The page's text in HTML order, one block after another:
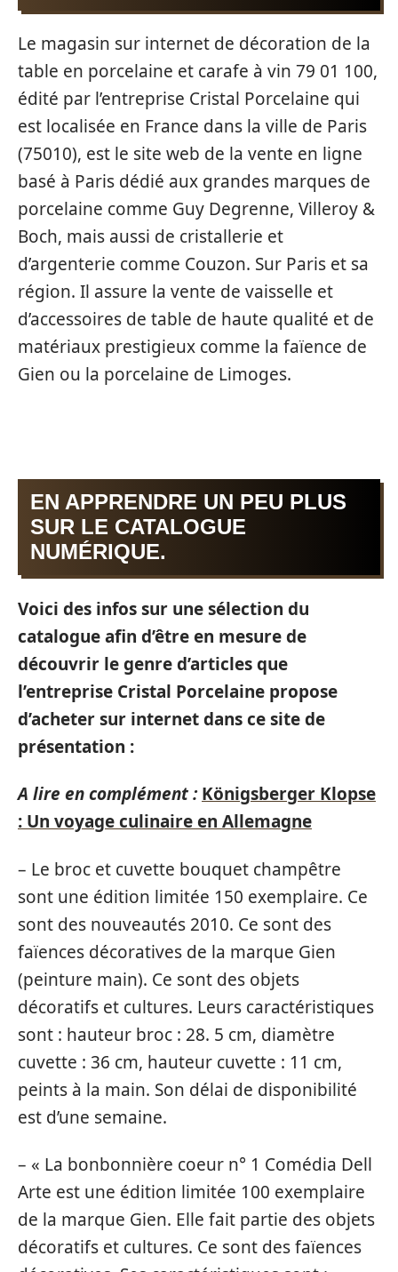
Le magasin sur internet de décoration de la
table en porcelaine et carafe à vin 79 01 100,
édité par l’entreprise Cristal Porcelaine qui
est localisée en France dans la ville de Paris
(75010), est le site web de la vente en ligne
basé à Paris dédié aux grandes marques de
porcelaine comme Guy Degrenne, Villeroy &
Boch, mais aussi de cristallerie et
d’argenterie comme Couzon. Sur Paris et sa
région. Il assure la vente de vaisselle et
d’accessoires de table de haute qualité et de
matériaux prestigieux comme la faïence de
Gien ou la porcelaine de Limoges.
EN APPRENDRE UN PEU PLUS
SUR LE CATALOGUE
NUMÉRIQUE.
Voici des infos sur une sélection du
catalogue afin d’être en mesure de
découvrir le genre d’articles que
l’entreprise Cristal Porcelaine propose
d’acheter sur internet dans ce site de
présentation :
A lire en complément : Königsberger Klopse
: Un voyage culinaire en Allemagne
– Le broc et cuvette bouquet champêtre
sont une édition limitée 150 exemplaire. Ce
sont des nouveautés 2010. Ce sont des
faïences décoratives de la marque Gien
(peinture main). Ce sont des objets
décoratifs et cultures. Leurs caractéristiques
sont : hauteur broc : 28. 5 cm, diamètre
cuvette : 36 cm, hauteur cuvette : 11 cm,
peints à la main. Son délai de disponibilité
est d’une semaine.
– « La bonbonnière coeur n° 1 Comédia Dell
Arte est une édition limitée 100 exemplaire
de la marque Gien. Elle fait partie des objets
décoratifs et cultures. Ce sont des faïences